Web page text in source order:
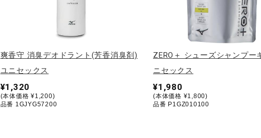
爽香守 消臭デオドラント(芳香消臭剤)
ユニセックス
¥1,320
(本体価格 ¥1,200)
品番 1GJYG57200
ZERO＋ シューズシャンプー
ニセックス
¥1,980
(本体価格 ¥1,800)
品番 P1GZ010100